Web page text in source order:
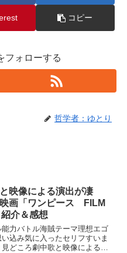
コピー
フォローする
哲学者：ゆとり
映像による演出が凄
画「ワンピース FILM
介＆感想
能力バトル海賊テーマ理想エゴ
込み気に入ったセリフすいま
どころ劇中歌と映像による演